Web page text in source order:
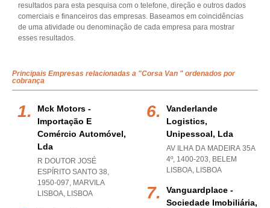
resultados para esta pesquisa com o telefone, direção e outros dados
comerciais e financeiros das empresas. Baseamos em coincidências
de uma atividade ou denominação de cada empresa para mostrar
esses resultados.
Principais Empresas relacionadas a "Corsa Van " ordenados por
cobrança
Mck Motors -
Importação E
Comércio Automóvel,
Lda
R DOUTOR JOSÉ
ESPÍRITO SANTO 38,
1950-097, MARVILA
LISBOA, LISBOA
Vanderlande
Logistics,
Unipessoal, Lda
AV ILHA DA MADEIRA 35A
4º, 1400-203, BELEM
LISBOA, LISBOA
Vanguardplace -
Sociedade Imobiliária,